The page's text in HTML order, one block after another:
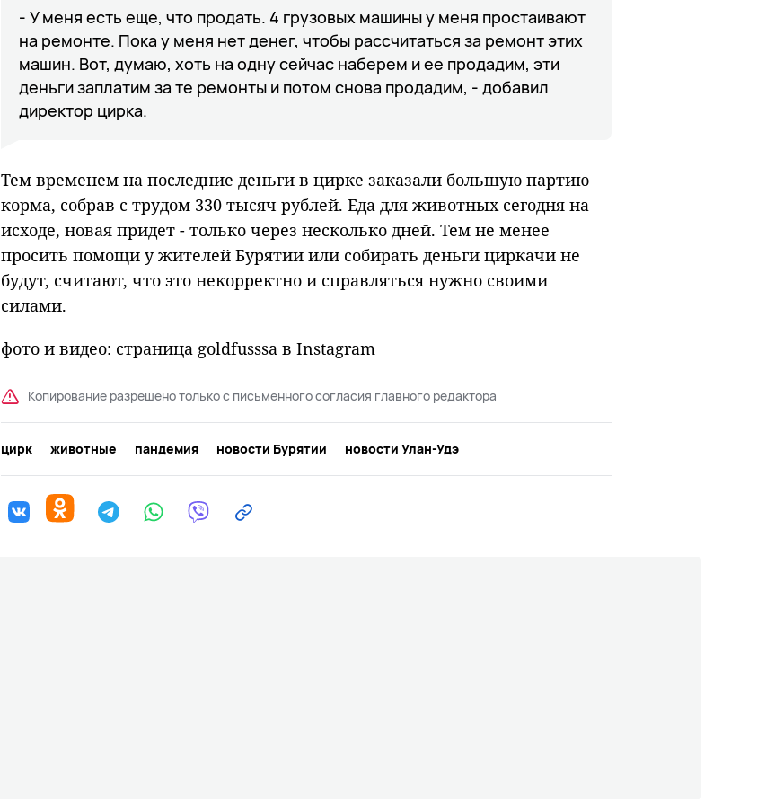
- У меня есть еще, что продать. 4 грузовых машины у меня простаивают
на ремонте. Пока у меня нет денег, чтобы рассчитаться за ремонт этих
машин. Вот, думаю, хоть на одну сейчас наберем и ее продадим, эти
деньги заплатим за те ремонты и потом снова продадим, - добавил
директор цирка.
Тем временем на последние деньги в цирке заказали большую партию
корма, собрав с трудом 330 тысяч рублей. Еда для животных сегодня на
исходе, новая придет - только через несколько дней. Тем не менее
просить помощи у жителей Бурятии или собирать деньги циркачи не
будут, считают, что это некорректно и справляться нужно своими
силами.
фото и видео: страница goldfusssa в Instagram
Копирование разрешено только с письменного согласия главного редактора
цирк животные пандемия новости Бурятии новости Улан-Удэ